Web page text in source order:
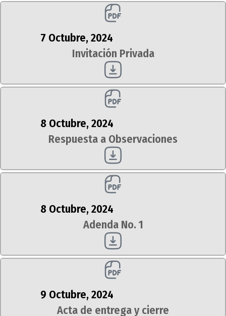
7 Octubre, 2024
Invitación Privada
8 Octubre, 2024
Respuesta a Observaciones
8 Octubre, 2024
Adenda No. 1
9 Octubre, 2024
Acta de entrega y cierre